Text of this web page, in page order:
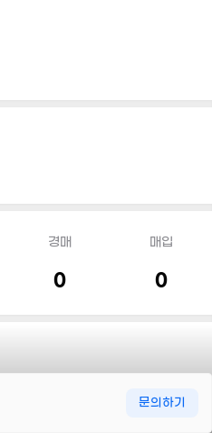
경매
0
매입
0
문의하기